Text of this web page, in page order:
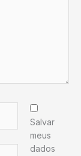
Salvar
meus
dados